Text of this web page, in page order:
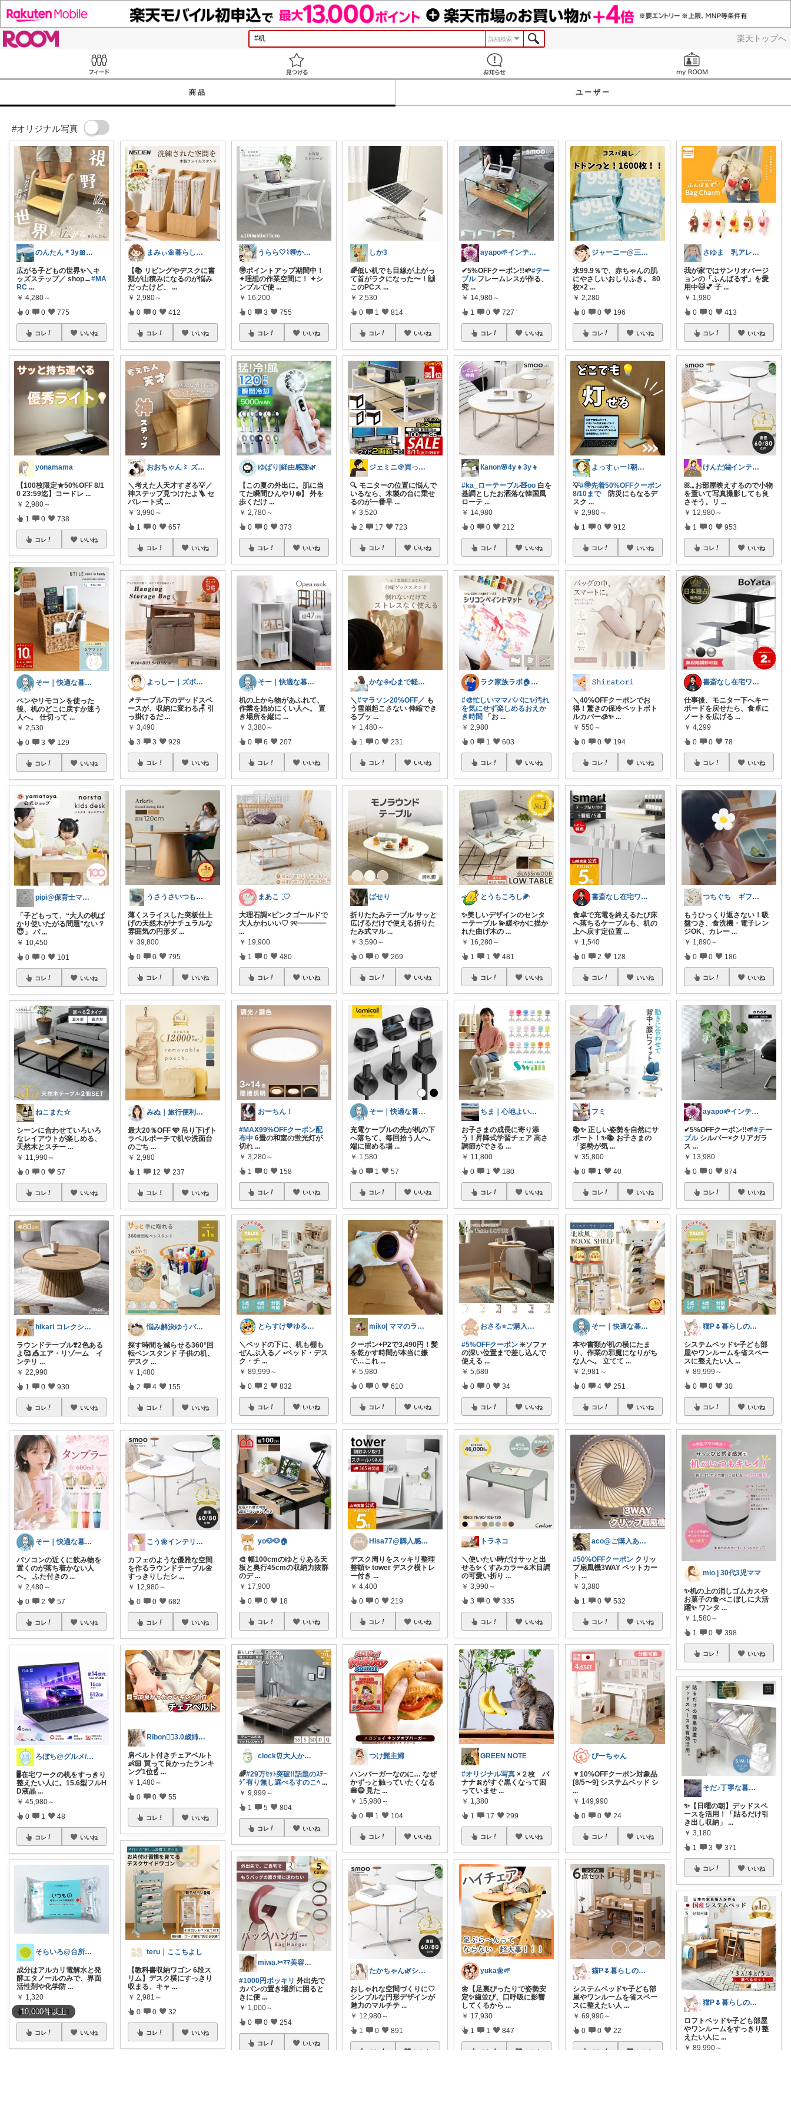
楽天トップへ
詳細検索
商品 ユーザー
#オリジナル写真
10,000件以上
のんたん＊3y🎀1y👶🏻🍼
広がる子どもの世界✨＼キ
ッズステップ／ shop→#MA
RC ...
￥ 4,280～
0 0 775
コレ いいね
yonamama
【100枚限定★50%OFF 8/1
0 23:59迄】コードレ ...
￥ 2,980～
1 0 738
コレ いいね
そー｜快適な暮らし
ペンやリモコンを使った
後、机のどこに戻すか迷う
人へ。 仕切って ...
￥ 2,530
0 3 129
コレ いいね
pipi@保育士ママの趣味部屋
「子どもって、“大人の机ば
かり使いたがる問題”ない？
😇」 パ ...
￥ 10,450
0 0 101
コレ いいね
ねこまた☆
シーンに合わせていろいろ
なレイアウトが楽しめる、
天然木とスチー ...
￥ 11,990～
0 0 57
コレ いいね
hikari コレクション見てね✨
ラウンドテーブル❣️2色ある
よ🥰 🎪エア・リゾーム イ
ンテリ ...
￥ 22,990
1 0 930
コレ いいね
そー｜快適な暮らし
パソコンの近くに飲み物を
置くのが落ち着かない人
へ。 ふた付きの ...
￥ 2,480～
0 2 57
コレ いいね
ろぼち@グルメ/キッチン雑貨
🖥在宅ワークの机をすっきり
整えたい人に。15.6型フルH
D液晶 ...
￥ 45,980～
0 1 48
コレ いいね
そらいろ@台所メモ
成分はアルカリ電解水と発
酵エタノールのみで、界面
活性剤や化学防 ...
￥ 1,320
0 0 213
コレ いいね
まみぃ🌼暮らしの便利グッズ｜毎日朝コレ
【📚 リビングやデスクに書
類が山積みになるのが悩み
だったけど、
...
￥ 2,980～
0 0 412
コレ いいね
おおちゃん〻 ズボラママ必見便利アイテム
＼考えた人天才すぎる💡／
神ステップ見つけたよ🪜 セ
パレート式 ...
￥ 3,990～
1 0 657
コレ いいね
よっしー｜ズボラでもおしゃれに整えたい
📌テーブル下のデッドスペ
ースが、収納に変わる🪑 引
っ掛けるだ ...
￥ 3,490
3 3 929
コレ いいね
うさうさいつもご訪問ありがとうです🐰✨
薄くスライスした突板仕上
げの天然木がナチュラルな
雰囲気の円形ダ ...
￥ 39,800
0 0 795
コレ いいね
みぬ｜旅行便利グッズ✈️
最大20％OFF 🩵 吊り下げト
ラベルポーチで机や洗面台
のごち ...
￥ 2,980
1 12 237
コレ いいね
悩み解決ゆうパパroom
探す時間を減らせる360°回
転ペンスタンド 子供の机、
デスク ...
￥ 1,480
2 4 155
コレ いいね
こう🌼インテリアと家事＆育児グッズ
カフェのような優雅な空間
を作るラウンドテーブル🌼
すっきりしたシ ...
￥ 12,980～
0 0 682
コレ いいね
Ribon❁⃘3.0歳姉妹ﾏﾏ👧🏻♡
肩ベルト付きチェアベルト
👶🏻 買って良かったランキ
ング1位☝ ...
￥ 1,480～
0 0 55
コレ いいね
teru｜ここちよし
【教科書収納ワゴン 6段ス
リム】デスク横にすっきり
収まる、キャ ...
￥ 2,981～
0 0 32
コレ いいね
うらら🤍⌇🉐かわいい暮らし
🉐ポイントアップ期間中！
✦理想の作業空間に！ ✦シ
ンプルで使 ...
￥ 16,200
0 3 755
コレ いいね
ゆばり|経由感謝🌿
【この夏の外出に。肌に当
てた瞬間ひんやり❄️】 外を
歩くだけ ...
￥ 2,780～
0 0 373
コレ いいね
そー｜快適な暮らし
机の上から物があふれて、
作業を始めにくい人へ。 置
き場所を縦に ...
￥ 3,380～
0 6 207
コレ いいね
まあこ ¨̮♡
大理石調×ピンクゴールドで
大人かわいい♡ ୨୧┈┈┈┈┈┈┈
...
￥ 19,900
1 0 480
コレ いいね
おーちん！
#MAX99%OFFクーポン配
布中 6畳の和室の蛍光灯が
切れ ...
￥ 3,280～
1 0 158
コレ いいね
とらすけ💙ゆるミニマリストの愛用品
＼ベッドの下に、机も棚も
ぜんぶ入る／ ▪️ベッド・デス
ク・チ ...
￥ 89,999～
0 2 832
コレ いいね
yo🐶🐶🏠
🎨 幅100cmのゆとりある天
板と奥行45cmの収納力抜群
のデ ...
￥ 17,900
0 0 18
コレ いいね
clock⏰大人かわいい
🌈#29万ｾｯﾄ突破!!話題のｽﾃｰ
ｼﾞ有り無し選べるすのこﾍ ...
￥ 9,999～
1 5 804
コレ いいね
miwa.✂︎ﾏﾏ美容師💎
#1000円ポッキリ 外出先で
カバンの置き場所に困ると
きに便 ...
￥ 1,000～
0 0 254
コレ いいね
しか3
🌈低い机でも目線が上がっ
て首がラクになった〜！🙌
このPCス ...
￥ 2,530
0 1 814
コレ いいね
ジェミニ＠買って後悔しないガジェット部屋
🔍 モニターの位置に悩んで
いるなら、木製の台に乗せ
るのが一番早 ...
￥ 3,520
2 17 723
コレ いいね
かな𖧷心まで軽くなる暮らしの記録🌿
＼#マラソン20%OFF／ も
う雪崩起こさない 伸縮でき
るブッ ...
￥ 1,480～
1 0 231
コレ いいね
ぱせり
折りたたみテーブル サッと
広げるだけで使える折りた
たみ式マル ...
￥ 3,590～
0 0 269
コレ いいね
そー｜快適な暮らし
充電ケーブルの先が机の下
へ落ちて、毎回拾う人へ。
端に留める場 ...
￥ 1,580
0 1 57
コレ いいね
miko| ママのラク家事＆大人可愛い
クーポン+P2で3,490円！髪
を乾かす時間が本当に嫌
で…これ ...
￥ 5,980
0 0 610
コレ いいね
Hisa77@購入感謝です！
デスク周りをスッキリ整理
整頓✨ tower デスク横トレ
ー付き ...
￥ 4,400
0 0 219
コレ いいね
つけ髭主婦
ハンバーガーなのに… なぜ
かずっと触っていたくなる
🍔😂 見た ...
￥ 15,980～
0 1 104
コレ いいね
たかちゃん🌿シンプルで心地よい暮らし
おしゃれな空間づくりに♡
シンプルな円形デザインが
魅力のマルチテ ...
￥ 12,980～
1 0 891
コレ いいね
ayapo🌱インテリア&雑貨
✔︎5%OFFクーポン!!🌱#テー
ブルフレームレスが作る、
究 ...
￥ 14,980～
1 0 727
コレ いいね
Кanon🌸4y👧3y👦
#ka_ローテーブル🧸oo 白を
基調としたお洒落な韓国風
ローテ ...
￥ 14,980
0 0 212
コレ いいね
ラク家族ラボ🏠️30代子育てパパルーム
#🎨忙しいママパパに✨汚れ
を気にせず楽しめるおえか
き時間 「お ...
￥ 2,980
0 1 603
コレ いいね
とうもころし🌽
✨美しいデザインのセンタ
ーテーブル 💫緩やかに描か
れた曲げ木の ...
￥ 16,280～
1 1 481
コレ いいね
ちま｜心地よい日常のアイテム🍁
お子さまの成長に寄り添
う！昇降式学習チェア 高さ
調節ができる ...
￥ 11,800
0 1 180
コレ いいね
おさる⭐ご購入感謝🐹
#5%OFFクーポン ❇️ソファ
の深い位置まで差し込んで
使える ...
￥ 5,680
0 0 34
コレ いいね
トラネコ
＼使いたい時だけサッと出
せる✨くすみカラー&木目調
の可愛い折り ...
￥ 3,990～
3 0 335
コレ いいね
GREEN NOTE
#オリジナル写真 ×２枚 バ
ナナ🍌がすぐ黒くなって困
っていませ ...
￥ 1,380
1 17 299
コレ いいね
yuka🌼🌱‬‪
🌼【足裏ぴったりで姿勢安
定✨️歯並び、口呼吸に影響
してくるから ...
￥ 17,930
1 1 847
コレ いいね
ジャーニー@三兄弟ママ
水99.9％で、赤ちゃんの肌
にやさしいおしりふき。 80
枚×2 ...
￥ 2,280
0 0 196
コレ いいね
よっすぃー⌇朝コレ☀楽しい暮らし😇
💡#🉐先着50%OFFクーポン
8/10まで防災にもなるデ
スク ...
￥ 2,980～
1 0 912
コレ いいね
𝚂𝚑𝚒𝚛𝚊𝚝𝚘𝚛𝚒
＼40%OFFクーポンでお
得！驚きの保冷ペットボト
ルカバー🧊✨ ...
￥ 550～
0 0 194
コレ いいね
書斎なし在宅ワーク｜省スペースガジェット
食卓で充電を終えるたび床
へ落ちるケーブルも、机の
上へ戻す定位置 ...
￥ 1,540
0 2 128
コレ いいね
フミ
📚✨ 正しい姿勢を自然にサ
ポート！✨📚 お子さまの
「姿勢が気 ...
￥ 35,800
0 1 40
コレ いいね
そー｜快適な暮らし
本や書類が机の横にたま
り、作業の邪魔になりがち
な人へ。 立てて ...
￥ 2,981～
0 4 251
コレ いいね
aco@ご購入ありがとうございます✨️
#50%OFFクーポン クリッ
プ扇風機3WAY ペットカー
ト ...
￥ 3,380
1 0 532
コレ いいね
ぴーちゃん
▼10%OFFクーポン対象品
[8/5〜9] システムベッド シ
...
￥ 149,990
0 0 24
コレ いいね
猫P🌷暮らしの中で見つけたお気に入り
システムベッド✨子ども部
屋やワンルームを省スペー
スに整えたい人 ...
￥ 69,990～
0 0 22
コレ いいね
さゆま 乳アレっ子ママ｜知育×子育てグッ
我が家ではサンリオバージ
ョンの「ふんばるず」を愛
用中🐱💕 子 ...
￥ 1,980
0 0 413
コレ いいね
けんだ🤗インテリア多め
ꕤ.｡お部屋映えするので小物
を置いて写真撮影しても良
さそう。リ ...
￥ 12,980～
1 0 953
コレ いいね
書斎なし在宅ワーク｜省スペースガジェット
仕事後、モニター下へキー
ボードを戻せたら、食卓に
ノートを広げる ...
￥ 4,299
0 0 78
コレ いいね
つちぐち ギフト*暮らし
もうひっくり返さない！吸
盤つき、食洗機・電子レン
ジOK、カレー ...
￥ 1,890～
0 0 186
コレ いいね
ayapo🌱インテリア&雑貨
✔︎5%OFFクーポン!!🌱#テー
ブルシルバー×クリアガラ
ス ...
￥ 13,980
0 0 874
コレ いいね
猫P🌷暮らしの中で見つけたお気に入り
システムベッド✨子ども部
屋やワンルームを省スペー
スに整えたい人 ...
￥ 89,999～
0 0 30
コレ いいね
mio | 30代3児ママ
✨机の上の消しゴムカスや
お菓子の食べこぼしに大活
躍✨ ワンタ ...
￥ 1,580～
1 0 398
コレ いいね
そだ♪丁寧な暮らしに憧れるズボラ主婦
​✨【日曜の朝】デッドスペ
ースを活用！「貼るだけ引
き出し収納」
...
￥ 3,180
1 3 371
コレ いいね
猫P🌷暮らしの中で見つけたお気に入り
ロフトベッド✨子ども部屋
やワンルームをすっきり整
えたい人に...
￥ 89,990～